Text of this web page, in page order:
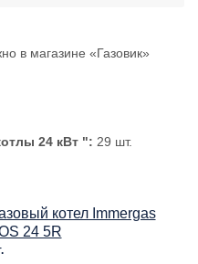
в магазине «Газовик»
24 кВт ": 29 шт.
котел Immergas
24 5R